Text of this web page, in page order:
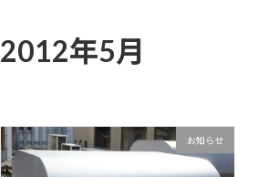
2012年5月
お知らせ